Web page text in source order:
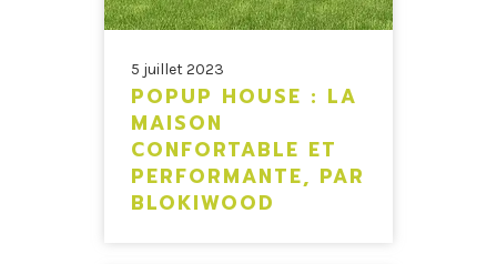
5 juillet 2023
POPUP HOUSE : LA
MAISON
CONFORTABLE ET
PERFORMANTE, PAR
BLOKIWOOD